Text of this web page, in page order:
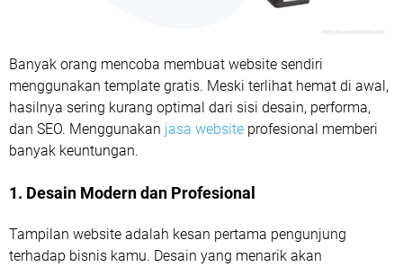
Banyak orang mencoba membuat website sendiri
menggunakan template gratis. Meski terlihat hemat di awal,
hasilnya sering kurang optimal dari sisi desain, performa,
dan SEO. Menggunakan jasa website profesional memberi
banyak keuntungan.
1. Desain Modern dan Profesional
Tampilan website adalah kesan pertama pengunjung
terhadap bisnis kamu. Desain yang menarik akan